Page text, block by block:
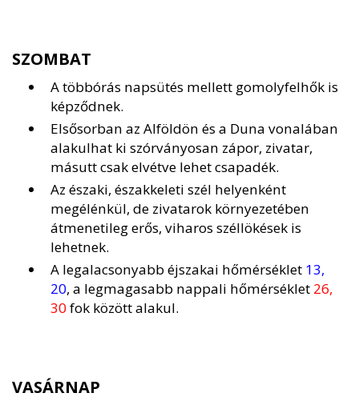
SZOMBAT
A többórás napsütés mellett gomolyfelhők is
képződnek.
Elsősorban az Alföldön és a Duna vonalában
alakulhat ki szórványosan zápor, zivatar,
másutt csak elvétve lehet csapadék.
Az északi, északkeleti szél helyenként
megélénkül, de zivatarok környezetében
átmenetileg erős, viharos széllökések is
lehetnek.
A legalacsonyabb éjszakai hőmérséklet 13,
20, a legmagasabb nappali hőmérséklet 26,
30fok között alakul.
VASÁRNAP